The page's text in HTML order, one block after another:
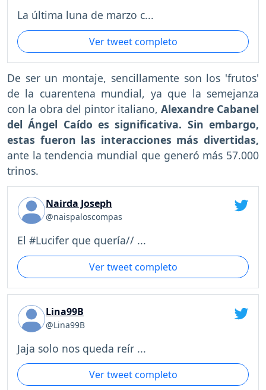
La última luna de marzo c...
Ver tweet completo
De ser un montaje, sencillamente son los 'frutos'
de la cuarentena mundial, ya que la semejanza
con la obra del pintor italiano, Alexandre Cabanel
del Ángel Caído es significativa. Sin embargo,
estas fueron las interacciones más divertidas,
ante la tendencia mundial que generó más 57.000
trinos.
Nairda Joseph
@naispaloscompas
El #Lucifer que quería// ...
Ver tweet completo
Lina99B
@Lina99B
Jaja solo nos queda reír ...
Ver tweet completo